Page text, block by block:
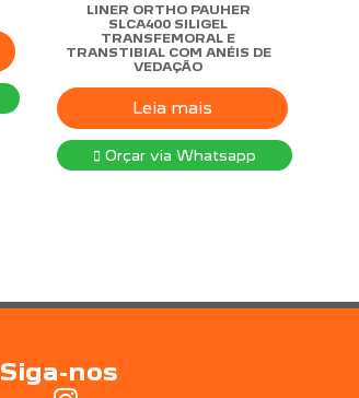
LINER ORTHO PAUHER
SLCA400 SILIGEL
TRANSFEMORAL E
TRANSTIBIAL COM ANÉIS DE
VEDAÇÃO
Leia mais
Orçar via Whatsapp
Siga-nos